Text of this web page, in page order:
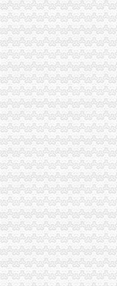
东非红檀木材进口报关代理东
中国嘉陵：2010年半年度报告_
办理广州进出口权的流程有没
代理进口清关报检流程_供应产
IC包税进出口代理流程【推荐
上海公司进出口权办理流程-公
上海港代理原木材进口报关/报
：重庆港九2015年年报_重庆港
【淄博进出口公司注册_进出
【深圳国际贸易公司注册流程
渝中区代办进出口公司
[股东会]重庆百货：2010年度
重庆百货大楼股份有限公司关
渝中区海事海商在线律师_渝中
重庆百货大楼股份有限公司对
常熟渝中区快递员招聘_虞山人
美亚集团-美亚国际机票代理,国
重庆太实业（集团）股份有限
【东莞货运代理|东莞货运代理
人民法院公告_搜狐其它_搜狐网
杜邦制冷_德国谷轮_德国比泽
代办进出口公司
底价办理嘉兴无地址进出口公